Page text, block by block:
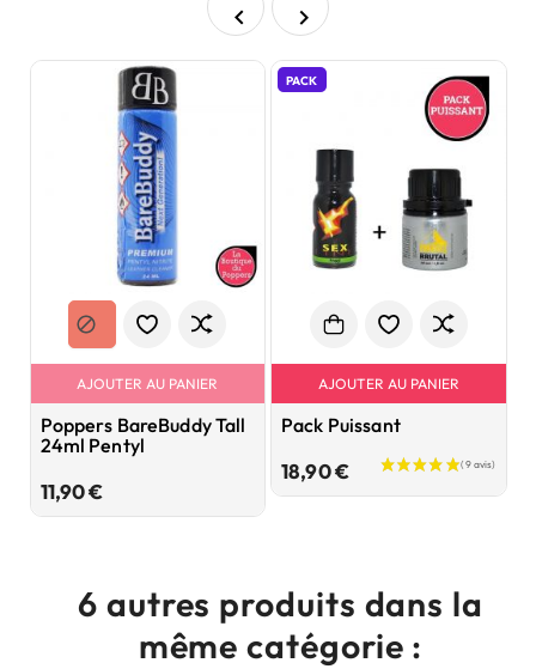
 
AJOUTER AU PANIER
Poppers BareBuddy Tall
24ml Pentyl
11,90 €Prix
PACK
AJOUTER AU PANIER
Pack Puissant
18,90 €Prix
6 autres produits dans la
même catégorie :